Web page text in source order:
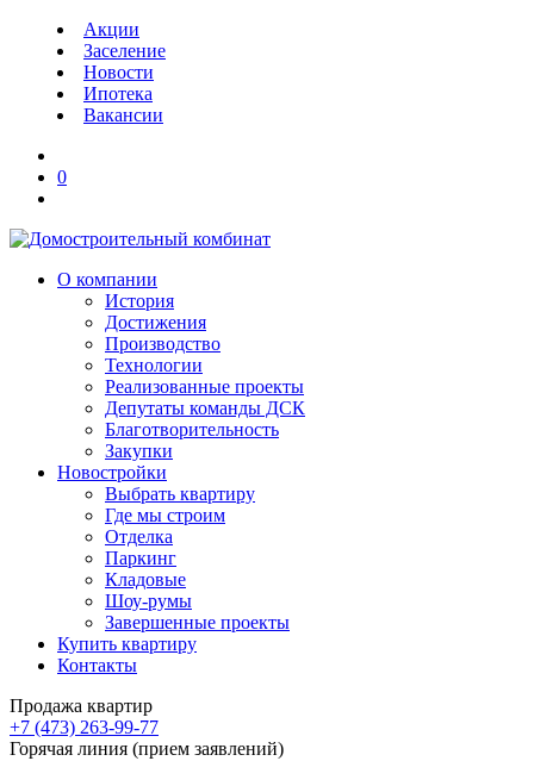
Акции
Заселение
Новости
Ипотека
Вакансии
0
О компании
История
Достижения
Производство
Технологии
Реализованные проекты
Депутаты команды ДСК
Благотворительность
Закупки
Новостройки
Выбрать квартиру
Где мы строим
Отделка
Паркинг
Кладовые
Шоу-румы
Завершенные проекты
Купить квартиру
Контакты
Продажа квартир
+7 (473) 263-99-77
Горячая линия (прием заявлений)